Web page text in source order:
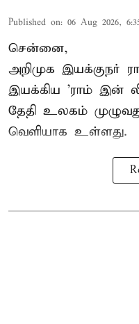
Published on: 06 Aug 2026,
சென்னை,
அறிமுக இயக்குநர்
இயக்கிய 'ராம் இன்
தேதி உலகம்
வெளியாக உள்ளது.